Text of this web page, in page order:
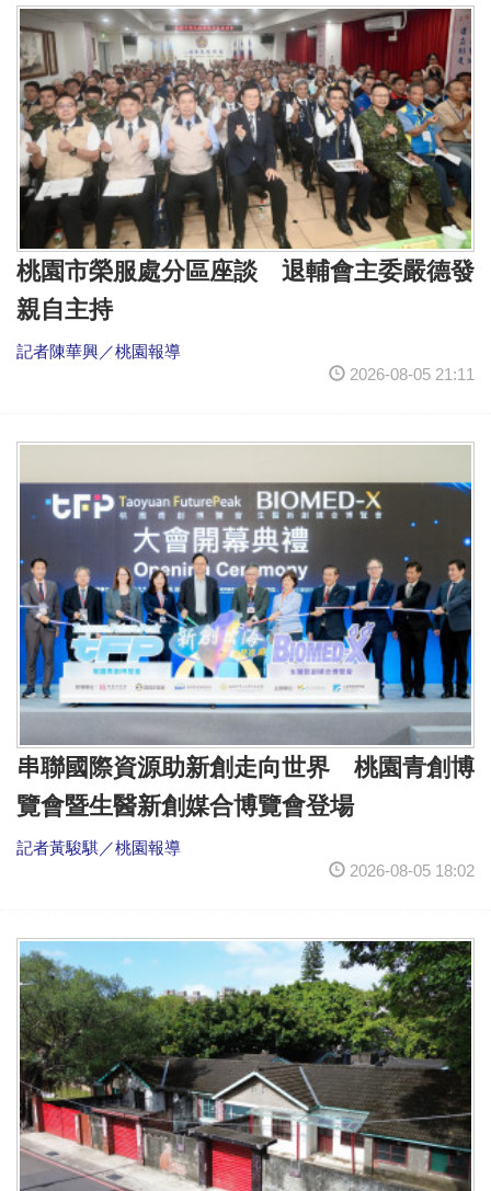
桃園市榮服處分區座談 退輔會主委嚴德發
親自主持
記者陳華興／桃園報導
2026-08-05 21:11
串聯國際資源助新創走向世界 桃園青創博
覽會暨生醫新創媒合博覽會登場
記者黃駿騏／桃園報導
2026-08-05 18:02